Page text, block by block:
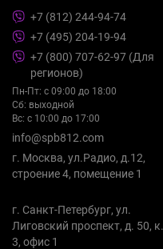
+7 (812) 244-94-74
+7 (495) 204-19-94
+7 (800) 707-62-97 (Для
регионов)
Пн-Пт: с 09:00 до 18:00
Сб: выходной
Вс: с 10:00 до 17:00
info@spb812.com
г. Москва, ул.Радио, д.12,
строение 4, помещение 1
г. Санкт-Петербург, ул.
Лиговский проспект, д. 50, к.
3, офис 1